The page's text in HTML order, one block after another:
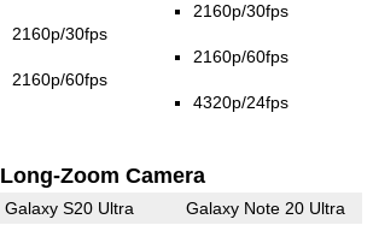
2160p/30fps
2160p/60fps
2160p/30fps
2160p/60fps
4320p/24fps
Long-Zoom Camera
Galaxy S20 Ultra Galaxy Note 20 Ultra